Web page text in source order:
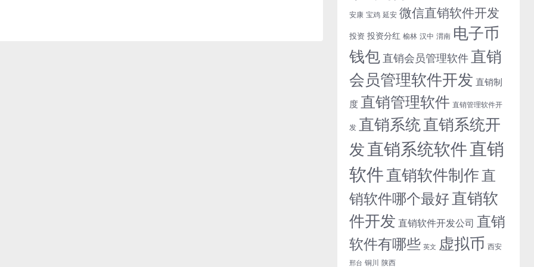
安康 宝鸡 延安 微信直销软件开发
投资 投资分红 榆林 汉中 渭南 电子币
钱包 直销会员管理软件 直销
会员管理软件开发 直销制
度 直销管理软件 直销管理软件开
发 直销系统直销系统开
发直销系统软件直销
软件直销软件制作直
销软件哪个最好直销软
件开发 直销软件开发公司 直销
软件有哪些 英文 虚拟币 西安
邢台 铜川 陕西